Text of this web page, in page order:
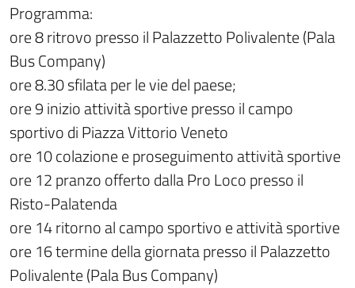
Programma:
ore 8 ritrovo presso il Palazzetto Polivalente (Pala
Bus Company)
ore 8.30 sfilata per le vie del paese;
ore 9 inizio attività sportive presso il campo
sportivo di Piazza Vittorio Veneto
ore 10 colazione e proseguimento attività sportive
ore 12 pranzo offerto dalla Pro Loco presso il
Risto-Palatenda
ore 14 ritorno al campo sportivo e attività sportive
ore 16 termine della giornata presso il Palazzetto
Polivalente (Pala Bus Company)